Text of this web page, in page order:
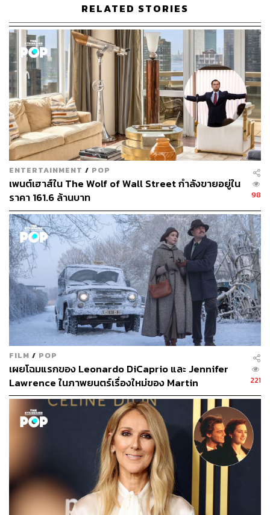
RELATED STORIES
ENTERTAINMENT / POP
เพนต์เฮาส์ใน The Wolf of Wall Street กำลังขายอยู่ใน
ราคา 161.6 ล้านบาท
98
FILM / POP
เผยโฉมแรกของ Leonardo DiCaprio และ Jennifer
Lawrence ในภาพยนตร์เรื่องใหม่ของ Martin
Scorsese
221